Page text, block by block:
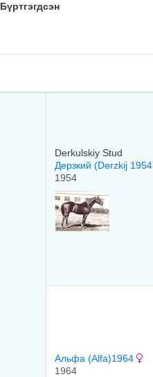
Бүртгэгдсэн
Derkulskiy Stud
Дерзкий (Derzkij 1954
1954
Альфа (Alfa)1964
1964